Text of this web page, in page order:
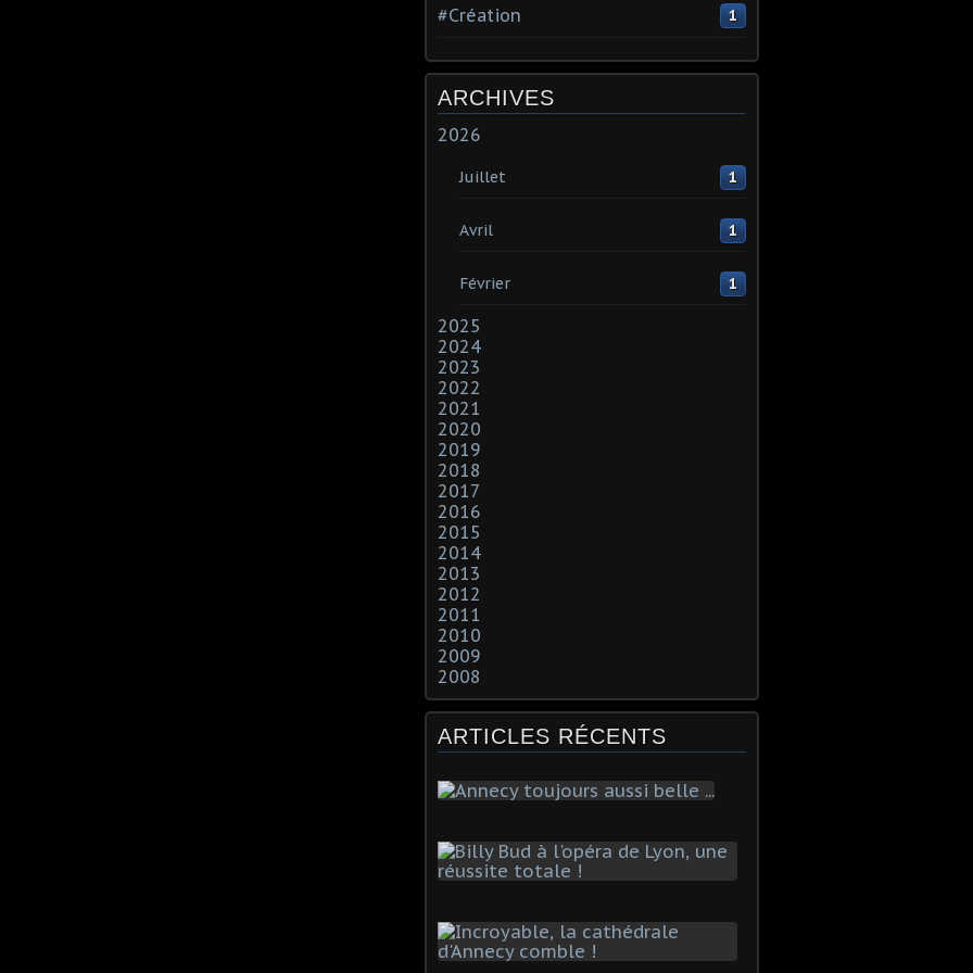
#Création 1
ARCHIVES
2026
Juillet 1
Avril 1
Février 1
2025
2024
2023
2022
2021
2020
2019
2018
2017
2016
2015
2014
2013
2012
2011
2010
2009
2008
ARTICLES RÉCENTS